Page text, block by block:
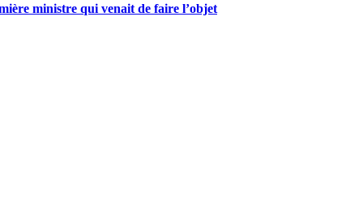
ministre qui venait de faire l’objet